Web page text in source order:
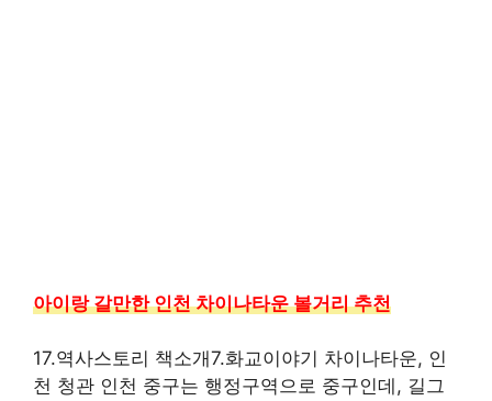
아이랑 갈만한 인천 차이나타운 볼거리 추천
17.역사스토리 책소개7.화교이야기 차이나타운, 인
천 청관 인천 중구는 행정구역으로 중구인데, 길그